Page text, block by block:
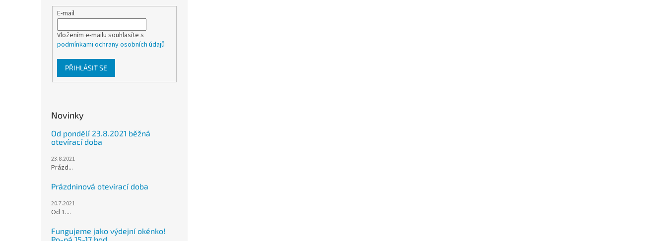
E-mail
Vložením e-mailu souhlasíte s
podmínkami ochrany osobních údajů
PŘIHLÁSIT SE
Novinky
Od pondělí 23.8.2021 běžná
otevírací doba
23.8.2021
Prázd...
Prázdninová otevírací doba
20.7.2021
Od 1....
Fungujeme jako výdejní okénko!